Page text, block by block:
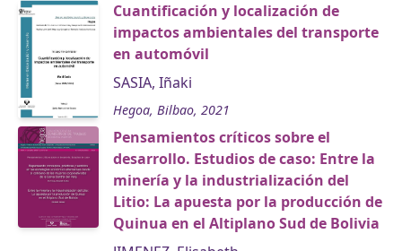
Cuantificación y localización de
impactos ambientales del transporte
en automóvil
SASIA, Iñaki
Hegoa, Bilbao, 2021
Pensamientos críticos sobre el
desarrollo. Estudios de caso: Entre la
minería y la industrialización del
Litio: La apuesta por la producción de
Quinua en el Altiplano Sud de Bolivia